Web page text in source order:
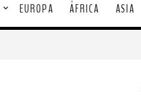
EUROPA ÁFRICA ASIA